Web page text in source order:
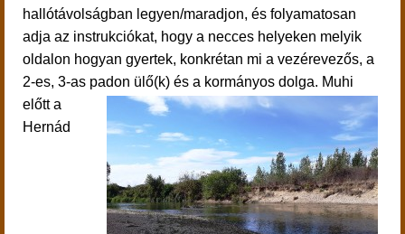
hallótávolságban legyen/maradjon, és folyamatosan
adja az instrukciókat, hogy a necces helyeken melyik
oldalon hogyan gyertek, konkrétan mi a vezérevezős, a
2-es, 3-as padon ülő(k) és a kormányos dolga. Muhi
előtt a
Hernád